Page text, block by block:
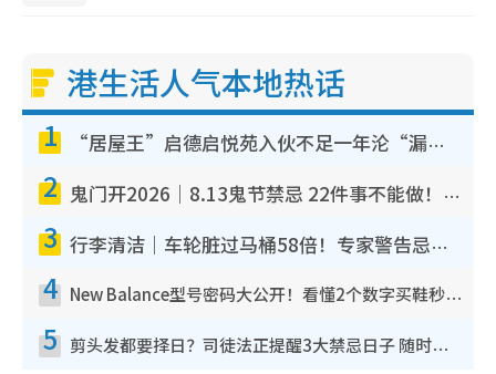
港生活人气本地热话
1 “居屋王”启德启悦苑入伙不足一年沦“漏水之王”！插座喷火花致大停电 多户业主全屋家电报废
2 鬼门开2026｜8.13鬼节禁忌 22件事不能做！烧肉、刺身要少食？半夜勿吹口哨/打给个电话
3 行李清洁｜车轮脏过马桶58倍！专家警告忌用酒精擦 教1招免脏手除菌
4 New Balance型号密码大公开！看懂2个数字买鞋秒知功能免中伏 附5大热门鞋款
5 剪头发都要择日？司徒法正提醒3大禁忌日子 随时剪走财运！这日剪发恐“剪寿命”？